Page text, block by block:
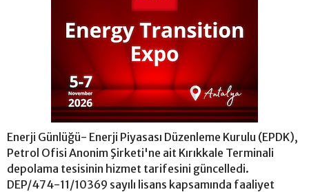
Enerji Günlüğü- Enerji Piyasası Düzenleme Kurulu (EPDK),
Petrol Ofisi Anonim Şirketi'ne ait Kırıkkale Terminali
depolama tesisinin hizmet tarifesini güncelledi.
DEP/474-11/10369 sayılı lisans kapsamında faaliyet